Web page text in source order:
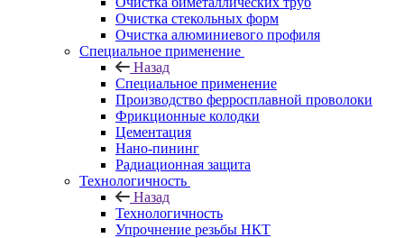
Очистка стекольных форм
Очистка алюминиевого профиля
Специальное применение
Назад
Специальное применение
Производство ферросплавной проволоки
Фрикционные колодки
Цементация
Нано-пининг
Радиационная защита
Технологичность
Назад
Технологичность
Упрочнение резьбы НКТ